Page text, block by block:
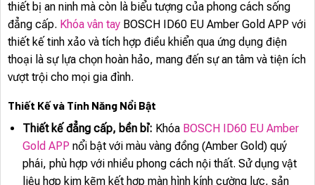
thiết bị an ninh mà còn là biểu tượng của phong cách sống
đẳng cấp. Khóa vân tay BOSCH ID60 EU Amber Gold APP với
thiết kế tinh xảo và tích hợp điều khiển qua ứng dụng điện
thoại là sự lựa chọn hoàn hảo, mang đến sự an tâm và tiện ích
vượt trội cho mọi gia đình.
Thiết Kế và Tính Năng Nổi Bật
Thiết kế đẳng cấp, bền bỉ: Khóa BOSCH ID60 EU Amber
Gold APP nổi bật với màu vàng đồng (Amber Gold) quý
phái, phù hợp với nhiều phong cách nội thất. Sử dụng vật
liệu hợp kim kẽm kết hợp màn hình kính cường lực, sản